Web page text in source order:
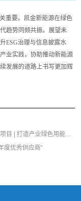
重要。凯金新能源在绿色
趋势同频共振。展望未
ESG治理与信息披露水
业实践，协助推动新能源
发展的道路上书写更加辉
度优秀供应商”